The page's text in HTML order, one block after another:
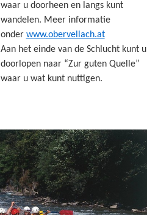
waar u doorheen en langs kunt
wandelen. Meer informatie
onder www.obervellach.at
Aan het einde van de Schlucht kunt u
doorlopen naar “Zur guten Quelle”
waar u wat kunt nuttigen.